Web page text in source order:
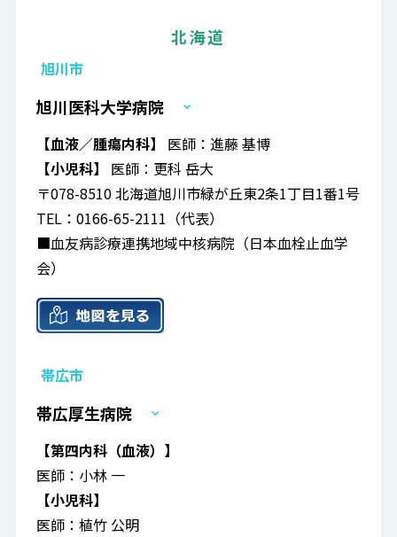
北海道
旭川市
旭川医科大学病院
【血液／腫瘍内科】
医師：進藤 基博
【小児科】
医師：更科 岳大
〒078-8510 北海道旭川市緑が丘東2条1丁目1番1号
TEL：0166-65-2111（代表）
■血友病診療連携地域中核病院（日本血栓止血学
会）
帯広市
帯広厚生病院
【第四内科（血液）】
医師：小林 一
【小児科】
医師：植竹 公明